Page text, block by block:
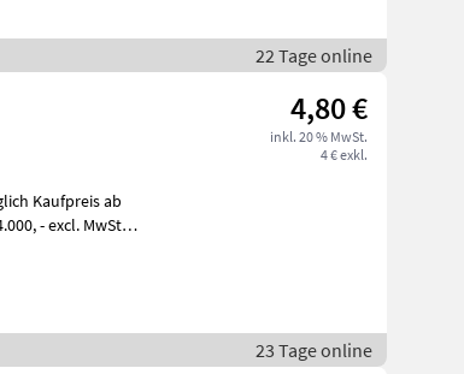
22 Tage online
4,80 €
inkl. 20 % MwSt.
4 € exkl.
23 Tage online